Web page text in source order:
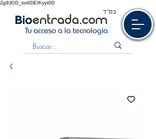
Zg9JCO_todIDEIKyyt0D
Tu acceso a la tecnología
בס“ד